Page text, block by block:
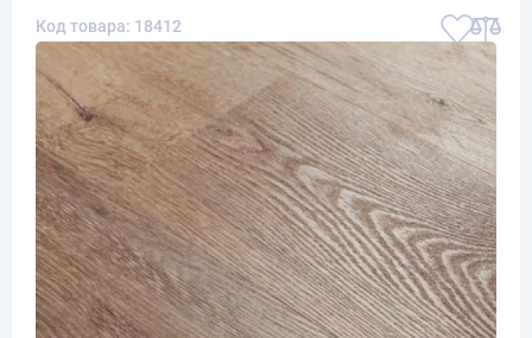
Код товара: 18412